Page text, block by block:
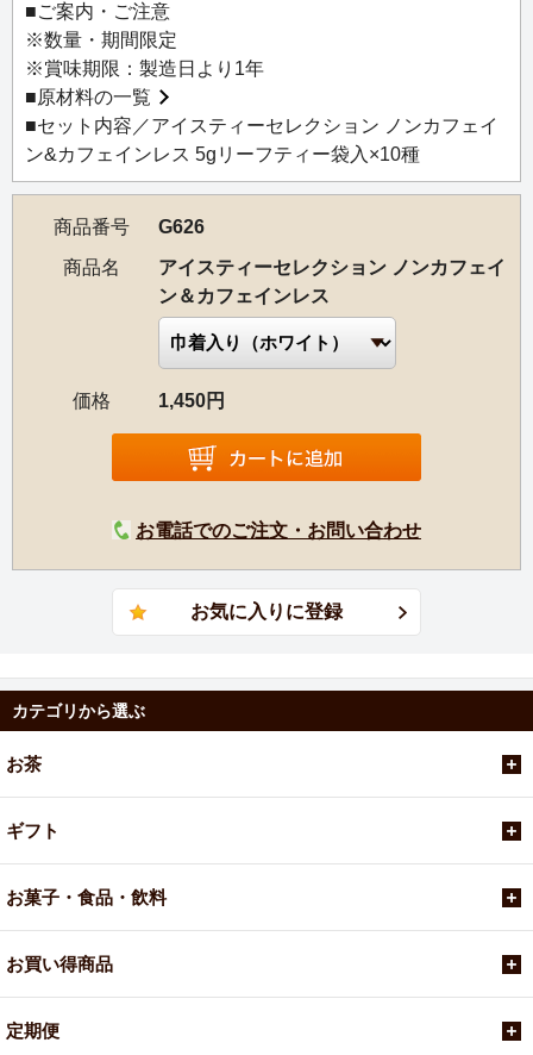
■ご案内・ご注意
※数量・期間限定
※賞味期限：製造日より1年
■原材料の一覧
■セット内容／アイスティーセレクション ノンカフェイ
ン&カフェインレス 5gリーフティー袋入×10種
商品番号
G626
商品名
アイスティーセレクション ノンカフェイ
ン＆カフェインレス
価格 1,450円
お電話でのご注文・お問い合わせ
カテゴリから選ぶ
お茶
ギフト
お菓子・食品・飲料
お買い得商品
定期便